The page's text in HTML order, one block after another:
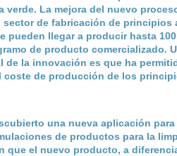
verde. La mejora del nuevo
de fabricación de principios
pueden llegar a producir hasta
de producto comercializado.
de la innovación es que ha
coste de producción de los
una nueva aplicación para
de productos para la
que el nuevo producto, a